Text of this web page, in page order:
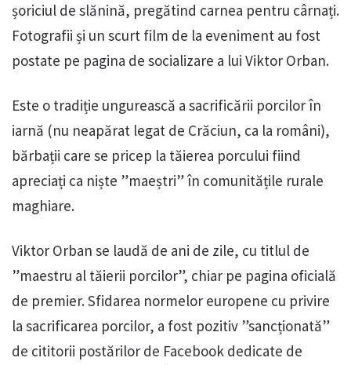
șoriciul de slănină, pregătind carnea pentru cârnați.
Fotografii și un scurt film de la eveniment au fost
postate pe pagina de socializare a lui Viktor Orban.
Este o tradiție ungurească a sacrificării porcilor în
iarnă (nu neapărat legat de Crăciun, ca la români),
bărbații care se pricep la tăierea porcului fiind
apreciați ca niște ”maeștri” în comunitățile rurale
maghiare.
Viktor Orban se laudă de ani de zile, cu titlul de
”maestru al tăierii porcilor”, chiar pe pagina oficială
de premier. Sfidarea normelor europene cu privire
la sacrificarea porcilor, a fost pozitiv ”sancționată”
de cititorii postărilor de Facebook dedicate de